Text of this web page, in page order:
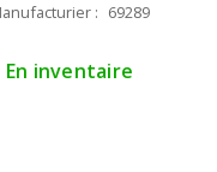
: 69289
En inventaire